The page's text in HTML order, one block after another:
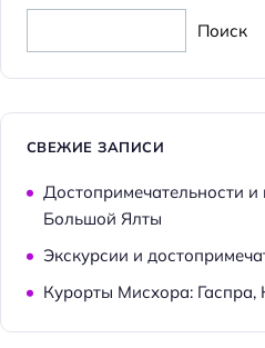
Поиск
СВЕЖИЕ ЗАПИСИ
Достопримечательности
Большой Ялты
Экскурсии и
Курорты Мисхора: Гаспра,